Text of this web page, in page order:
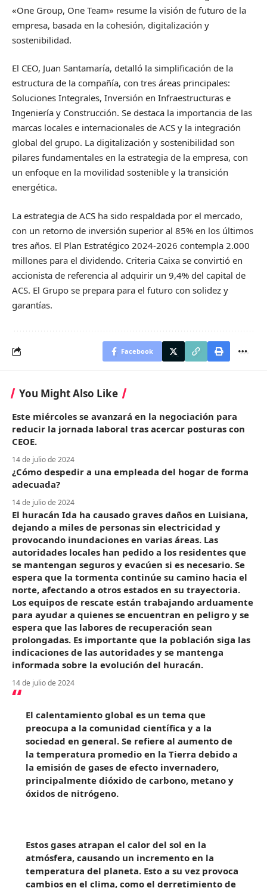
«One Group, One Team» resume la visión de futuro de la
empresa, basada en la cohesión, digitalización y
sostenibilidad.
El CEO, Juan Santamaría, detalló la simplificación de la
estructura de la compañía, con tres áreas principales:
Soluciones Integrales, Inversión en Infraestructuras e
Ingeniería y Construcción. Se destaca la importancia de las
marcas locales e internacionales de ACS y la integración
global del grupo. La digitalización y sostenibilidad son
pilares fundamentales en la estrategia de la empresa, con
un enfoque en la movilidad sostenible y la transición
energética.
La estrategia de ACS ha sido respaldada por el mercado,
con un retorno de inversión superior al 85% en los últimos
tres años. El Plan Estratégico 2024-2026 contempla 2.000
millones para el dividendo. Criteria Caixa se convirtió en
accionista de referencia al adquirir un 9,4% del capital de
ACS. El Grupo se prepara para el futuro con solidez y
garantías.
Facebook
You Might Also Like
Este miércoles se avanzará en la negociación para
reducir la jornada laboral tras acercar posturas con
CEOE.
14 de julio de 2024
¿Cómo despedir a una empleada del hogar de forma
adecuada?
14 de julio de 2024
El huracán Ida ha causado graves daños en Luisiana,
dejando a miles de personas sin electricidad y
provocando inundaciones en varias áreas. Las
autoridades locales han pedido a los residentes que
se mantengan seguros y evacúen si es necesario. Se
espera que la tormenta continúe su camino hacia el
norte, afectando a otros estados en su trayectoria.
Los equipos de rescate están trabajando arduamente
para ayudar a quienes se encuentran en peligro y se
espera que las labores de recuperación sean
prolongadas. Es importante que la población siga las
indicaciones de las autoridades y se mantenga
informada sobre la evolución del huracán.
14 de julio de 2024
El calentamiento global es un tema que
preocupa a la comunidad científica y a la
sociedad en general. Se refiere al aumento de
la temperatura promedio en la Tierra debido a
la emisión de gases de efecto invernadero,
principalmente dióxido de carbono, metano y
óxidos de nitrógeno.
Estos gases atrapan el calor del sol en la
atmósfera, causando un incremento en la
temperatura del planeta. Esto a su vez provoca
cambios en el clima, como el derretimiento de